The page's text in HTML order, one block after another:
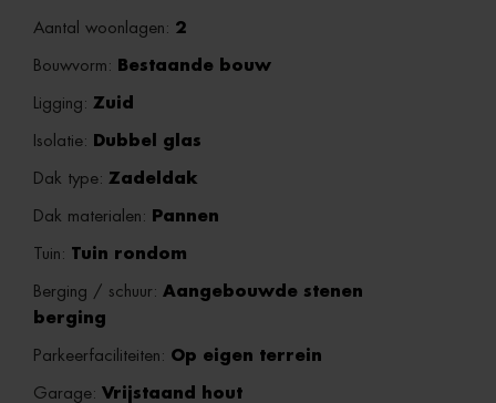
Aantal woonlagen: 2
Bouwvorm: Bestaande bouw
Ligging: Zuid
Isolatie: Dubbel glas
Dak type: Zadeldak
Dak materialen: Pannen
Tuin: Tuin rondom
Berging / schuur: Aangebouwde stenen
berging
Parkeerfaciliteiten: Op eigen terrein
Garage: Vrijstaand hout